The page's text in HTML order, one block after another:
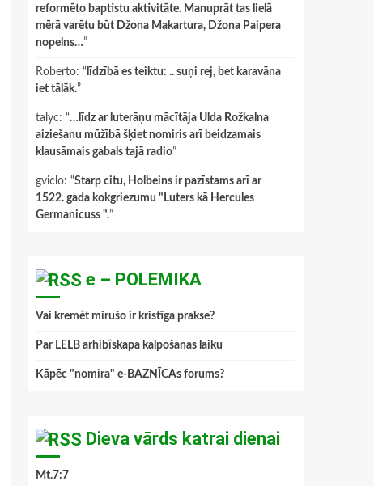
reformēto baptistu aktivitāte. Manuprāt tas lielā
mērā varētu būt Džona Makartura, Džona Paipera
nopelns…”
Roberto: “ līdzībā es teiktu: .. suņi rej, bet karavāna
iet tālāk.”
talyc: “…līdz ar luterāņu mācītāja Ulda Rožkalna
aiziešanu mūžībā šķiet nomiris arī beidzamais
klausāmais gabals tajā radio”
gviclo: “Starp citu, Holbeins ir pazīstams arī ar
1522. gada kokgriezumu "Luters kā Hercules
Germanicuss ".”
e – POLEMIKA
Vai kremēt mirušo ir kristīga prakse?
Par LELB arhibīskapa kalpošanas laiku
Kāpēc "nomira" e-BAZNĪCAs forums?
Dieva vārds katrai dienai
Mt.7:7